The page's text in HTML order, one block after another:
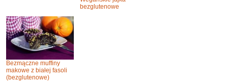
bezglutenowe
Bezmączne muffiny
makowe z białej fasoli
(bezglutenowe)